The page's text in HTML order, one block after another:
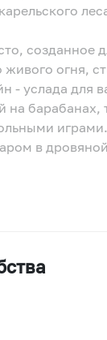
созданное
огня,
- услада для
на барабанах,
в